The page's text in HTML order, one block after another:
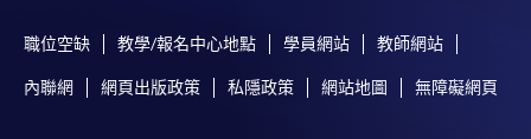
職位空缺 教學/報名中心地點 學員網站 教師網站
內聯網 網頁出版政策 私隱政策 網站地圖 無障礙網頁